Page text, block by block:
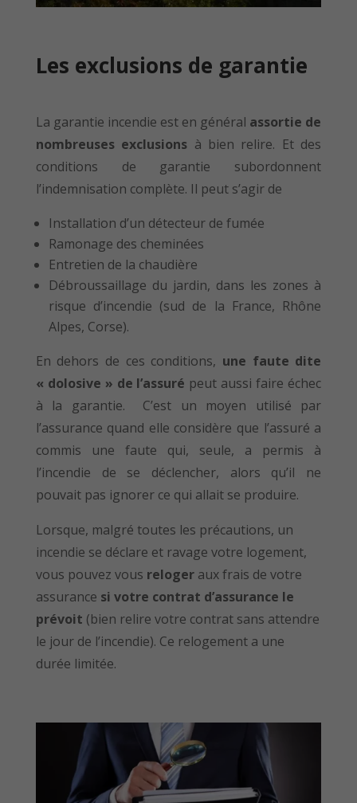
Les exclusions de garantie
La garantie incendie est en général assortie de
nombreuses exclusions à bien relire. Et des
conditions de garantie subordonnent
l’indemnisation complète. Il peut s’agir de
Installation d’un détecteur de fumée
Ramonage des cheminées
Entretien de la chaudière
Débroussaillage du jardin, dans les zones à
risque d’incendie (sud de la France, Rhône
Alpes, Corse).
En dehors de ces conditions, une faute dite
« dolosive » de l’assuré peut aussi faire échec
à la garantie. C’est un moyen utilisé par
l’assurance quand elle considère que l’assuré a
commis une faute qui, seule, a permis à
l’incendie de se déclencher, alors qu’il ne
pouvait pas ignorer ce qui allait se produire.
Lorsque, malgré toutes les précautions, un
incendie se déclare et ravage votre logement,
vous pouvez vous reloger aux frais de votre
assurance si votre contrat d’assurance le
prévoit (bien relire votre contrat sans attendre
le jour de l’incendie). Ce relogement a une
durée limitée.